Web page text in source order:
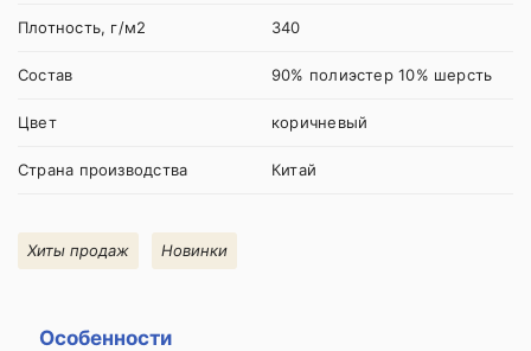
Плотность, г/м2 340
Состав 90% полиэстер 10% шерсть
Цвет коричневый
Страна производства Китай
Хиты продаж Новинки
Особенности